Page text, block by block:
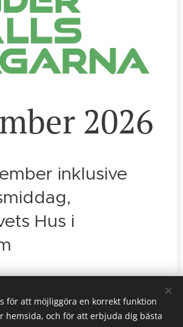
2026
inklusive
Hus i
Underhåll, Gustavslundsvägen 143,
för att möjliggöra en korrekt funktion
hemsida, och för att erbjuda dig bästa